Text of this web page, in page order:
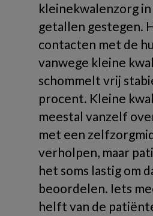
kleinekwalenzorg
getallen gestegen.
contacten met de
vanwege kleine
schommelt vrij
procent. Kleine
meestal vanzelf
met een
verholpen, maar
het soms lastig om
beoordelen. Iets
helft van de